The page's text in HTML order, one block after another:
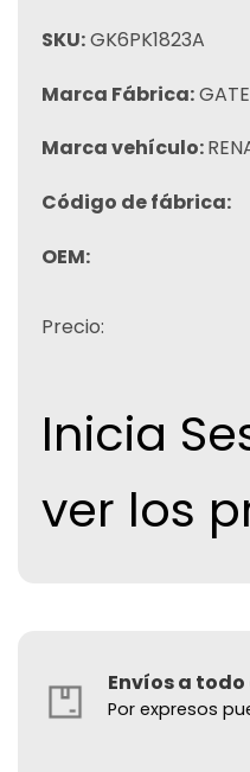
SKU:GK6PK1823A
Marca Fábrica:
Marca vehículo:
Código de fábrica:
OEM:
Precio:
Inicia
ver los
Envíos a
Por expresos